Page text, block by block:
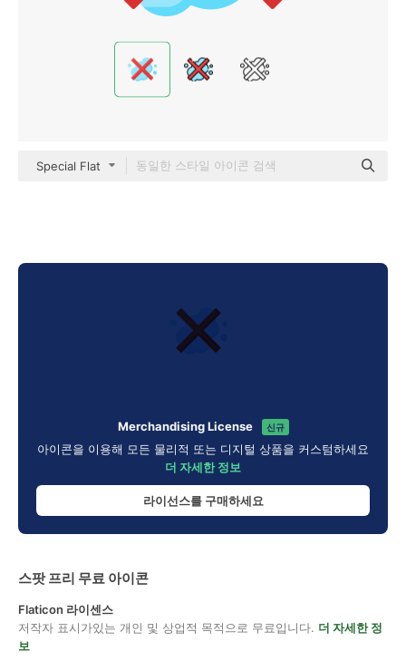
Special Flat
Merchandising License 신규
아이콘을 이용해 모든 물리적 또는 디지털 상품을 커스텀하세요
더 자세한 정보
라이선스를 구매하세요
스팟 프리 무료 아이콘
Flaticon 라이센스
저작자 표시가있는 개인 및 상업적 목적으로 무료입니다. 더 자세한 정
보